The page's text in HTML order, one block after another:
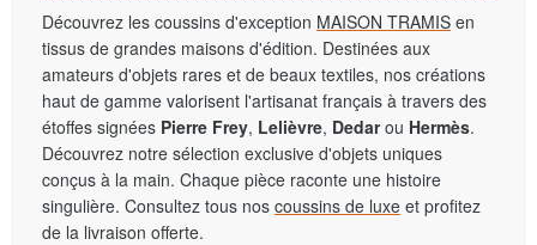
Découvrez les coussins d'exception MAISON TRAMIS en
tissus de grandes maisons d'édition. Destinées aux
amateurs d'objets rares et de beaux textiles, nos créations
haut de gamme valorisent l'artisanat français à travers des
étoffes signées Pierre Frey, Lelièvre, Dedarou Hermès.
Découvrez notre sélection exclusive d'objets uniques
conçus à la main. Chaque pièce raconte une histoire
singulière. Consultez tous nos coussins de luxe et profitez
de la livraison offerte.